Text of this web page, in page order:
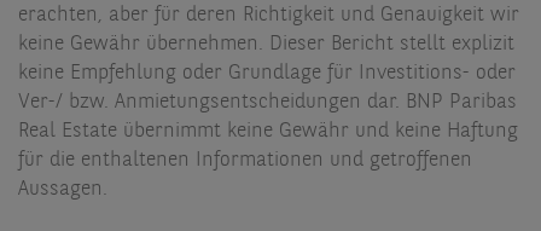
erachten, aber für deren Richtigkeit und Genauigkeit wir
keine Gewähr übernehmen. Dieser Bericht stellt explizit
keine Empfehlung oder Grundlage für Investitions- oder
Ver-/ bzw. Anmietungsentscheidungen dar. BNP Paribas
Real Estate übernimmt keine Gewähr und keine Haftung
für die enthaltenen Informationen und getroffenen
Aussagen.